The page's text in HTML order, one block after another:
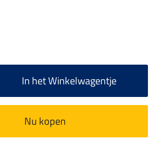
In het Winkelwagentje
Nu kopen